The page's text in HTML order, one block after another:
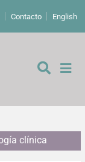
Contacto English
clínica